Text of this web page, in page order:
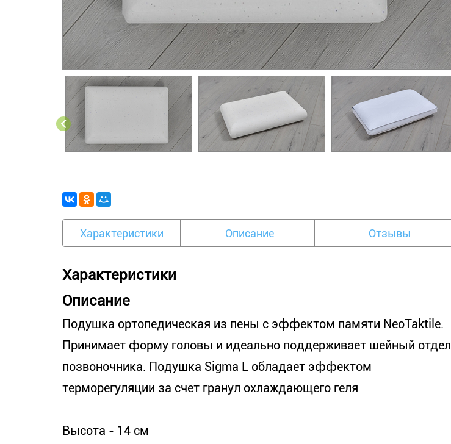
Характеристики Описание Отзывы
Характеристики
Описание
Подушка ортопедическая из пены с эффектом памяти NeoTaktile.
Принимает форму головы и идеально поддерживает шейный отдел
позвоночника. Подушка Sigma L обладает эффектом
терморегуляции за счет гранул охлаждающего геля
Высота - 14 см